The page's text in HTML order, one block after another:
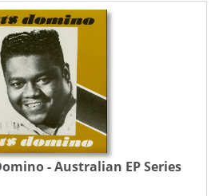
- Australian EP Series